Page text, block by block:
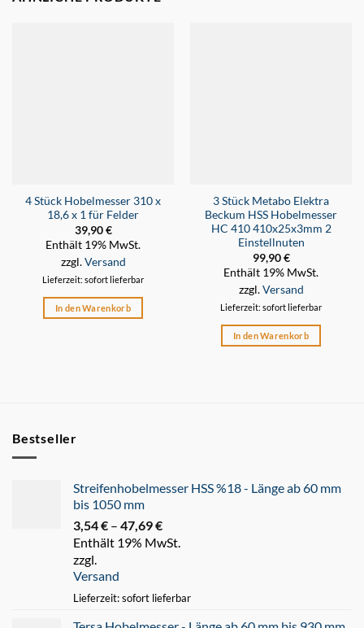
4 Stück Hobelmesser 310 x
18,6 x 1 für Felder
39,90€
Enthält 19% MwSt.
zzgl.Versand
Lieferzeit: sofort lieferbar
In den Warenkorb
3 Stück Metabo Elektra
Beckum HSS Hobelmesser
HC 410 410x25x3mm 2
Einstellnuten
99,90€
Enthält 19% MwSt.
zzgl.Versand
Lieferzeit: sofort lieferbar
In den Warenkorb
Bestseller
Streifenhobelmesser HSS %18 - Länge ab 60 mm
bis 1050 mm
3,54€ – 47,69€
3,54 €
Enthält 19% MwSt.
zzgl.
Versand
Lieferzeit: sofort lieferbar